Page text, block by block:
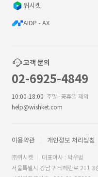
위시켓
AIDP - AX
고객 문의
02-6925-4849
10:00-18:00 주말·공휴일 제외
help@wishket.com
이용약관 개인정보 처리방침
㈜위시켓
대표이사 : 박우범
서울특별시 강남구 테헤란로 211 3